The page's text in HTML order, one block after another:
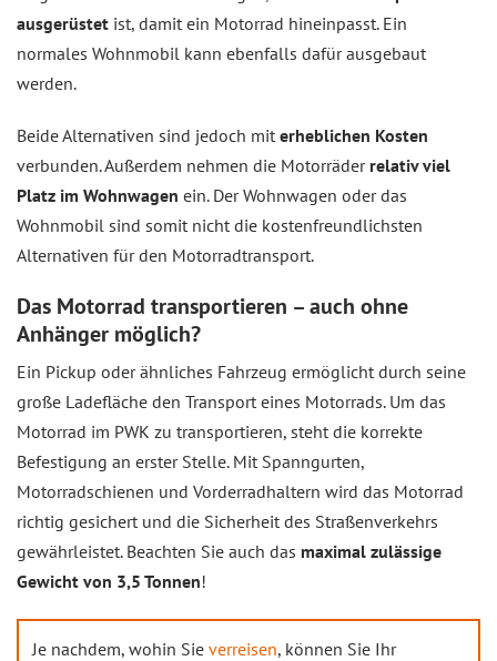
ausgerüstet ist, damit ein Motorrad hineinpasst. Ein
normales Wohnmobil kann ebenfalls dafür ausgebaut
werden.
Beide Alternativen sind jedoch mit erheblichen Kosten
verbunden. Außerdem nehmen die Motorräder relativ viel
Platz im Wohnwagen ein. Der Wohnwagen oder das
Wohnmobil sind somit nicht die kostenfreundlichsten
Alternativen für den Motorradtransport.
Das Motorrad transportieren – auch ohne
Anhänger möglich?
Ein Pickup oder ähnliches Fahrzeug ermöglicht durch seine
große Ladefläche den Transport eines Motorrads. Um das
Motorrad im PWK zu transportieren, steht die korrekte
Befestigung an erster Stelle. Mit Spanngurten,
Motorradschienen und Vorderradhaltern wird das Motorrad
richtig gesichert und die Sicherheit des Straßenverkehrs
gewährleistet. Beachten Sie auch das maximal zulässige
Gewicht von 3,5 Tonnen!
Je nachdem, wohin Sie verreisen, können Sie Ihr